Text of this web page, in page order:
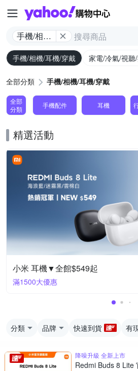
手機/相機/
耳機/穿戴
手機/相機/耳機/穿戴 家電/冷氣/視聽
全部分類 手機/相機/耳機/穿戴
全部
分類
手機配件 耳機
精選活動
小米 耳機▼全館$549起
滿1500大優惠
分類 品牌 快速到貨 有
降噪升級 全新上市
Redmi Buds 8 Lite